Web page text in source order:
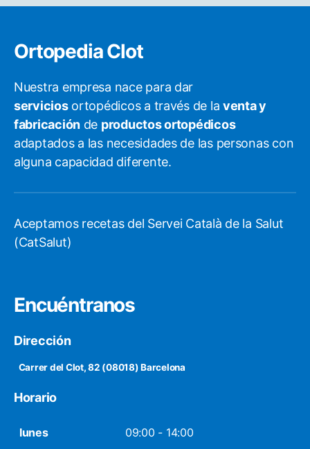
Ortopedia Clot
Nuestra empresa nace para dar
serviciosortopédicos a través de laventa y
fabricación de productos ortopédicos
adaptados a las necesidades de las personas con
alguna capacidad diferente.
Aceptamos recetas del Servei Català de la Salut
(CatSalut)
Encuéntranos
Dirección
Carrer del Clot, 82 (08018) Barcelona
Horario
lunes
09:00 - 14:00